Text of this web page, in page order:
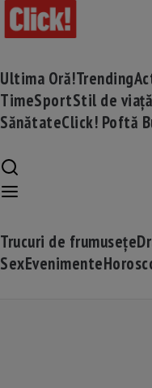
Ultima Oră!Trending
TimeSportStil de viață
SănătateClick! Poftă
Trucuri de frumusețe
SexEvenimente